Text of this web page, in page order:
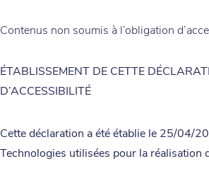
Contenus non soumis à l’obligation
ÉTABLISSEMENT DE CETTE
D’ACCESSIBILITÉ
Cette déclaration a été établie le 25/04/
Technologies utilisées pour la réalisation